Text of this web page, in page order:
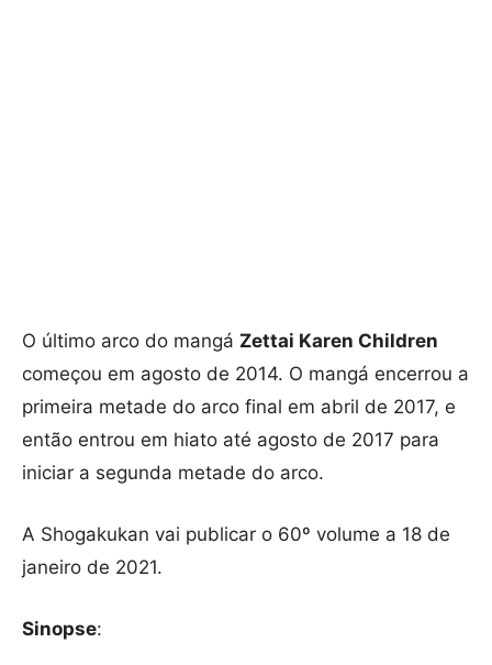
O último arco do mangá Zettai Karen Children
começou em agosto de 2014. O mangá encerrou a
primeira metade do arco final em abril de 2017, e
então entrou em hiato até agosto de 2017 para
iniciar a segunda metade do arco.
A Shogakukan vai publicar o 60º volume a 18 de
janeiro de 2021.
Sinopse: